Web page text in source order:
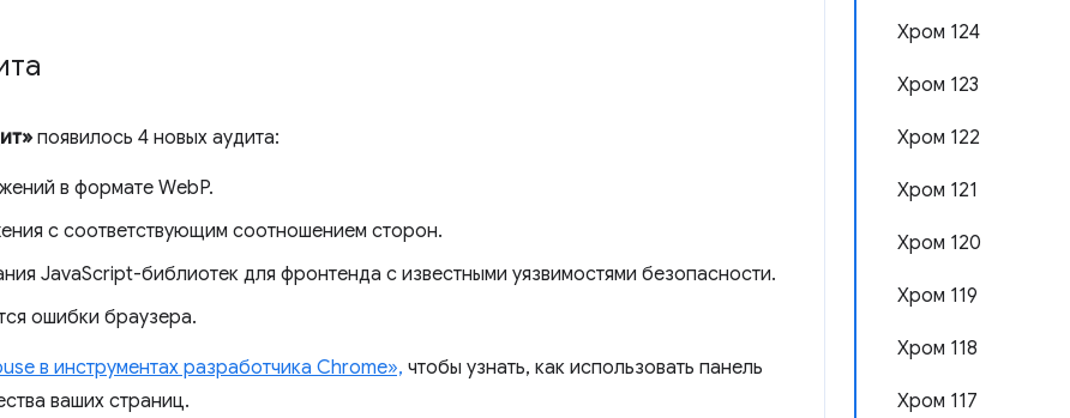
Хром 124
Хром 123
Хром 122
Хром 121
Хром 120
Хром 119
Хром 118
Хром 117
появилось 4 новых аудита:
в формате WebP.
с соответствующим соотношением сторон.
JavaScript-библиотек для фронтенда с известными уязвимостями безопасности.
ошибки браузера.
в инструментах разработчика Chrome», чтобы узнать, как использовать панель
ваших страниц.